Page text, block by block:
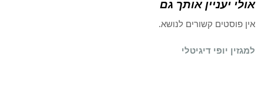
אולי יעניין אותך גם
אין פוסטים קשורים לנושא.
למגזין יופי דיגיטלי